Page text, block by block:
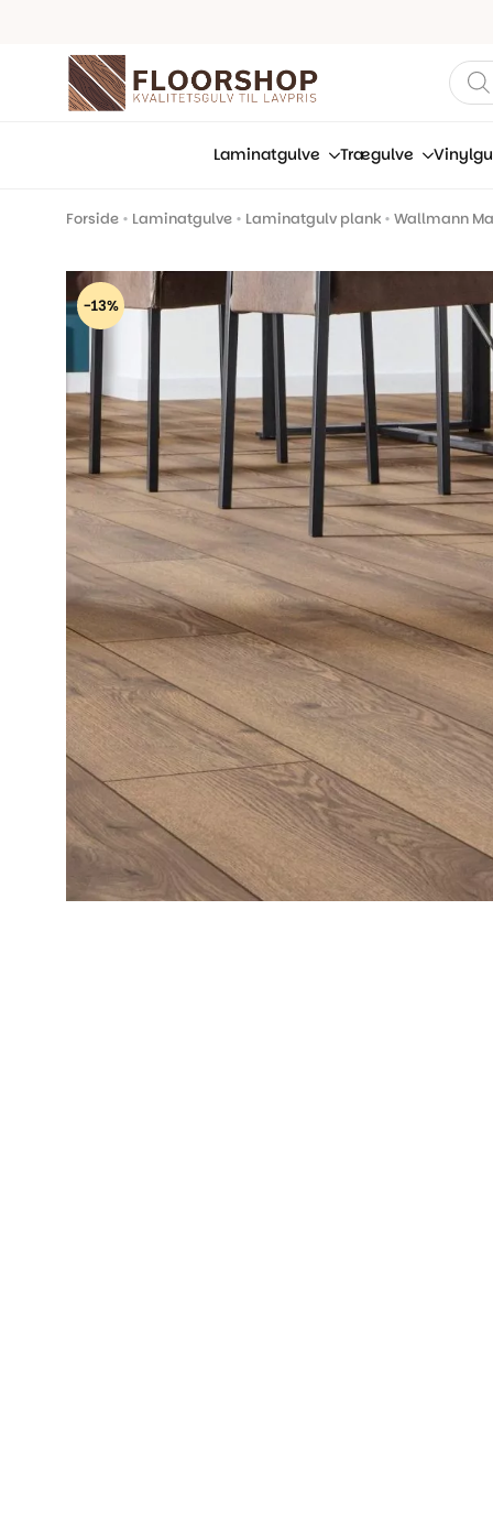
Laminatgulve Trægulve
Forside • Laminatgulve • Laminatgulv plank • Wallmann
-13%